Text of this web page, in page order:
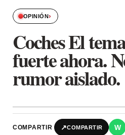
OPINIÓN›
Coches El
fuerte ahora.
rumor aislado.
COMPARTIR ↗COMPARTIR W